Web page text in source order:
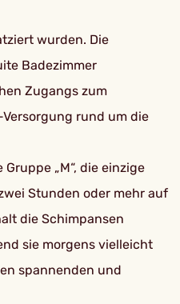
wurden. Die
Badezimmer
Zugangs zum
rund um die
„M“, die einzige
Stunden oder mehr auf
die Schimpansen
sie morgens vielleicht
spannenden und